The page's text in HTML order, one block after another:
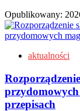
Opublikowany:
aktualności
przepisach